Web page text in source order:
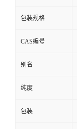
包装规格
CAS编号
别名
纯度
包装